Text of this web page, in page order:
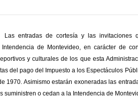
Las entradas de cortesía y las invitaciones
de Montevideo, en carácter de
y culturales de los que esta
del pago del Impuesto a los Espectáculos
1970. Asimismo estarán exoneradas las
suministren o cedan a la Intendencia de